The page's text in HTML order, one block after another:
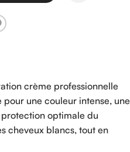
crème professionnelle
une couleur intense, une
optimale du
cheveux blancs, tout en